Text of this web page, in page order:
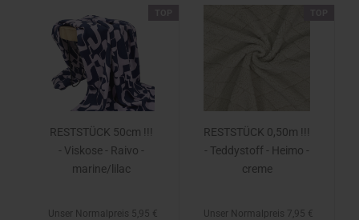
RESTSTÜCK 50cm !!!
- Viskose - Raivo -
marine/lilac
Unser Normalpreis 5,95 €
RESTSTÜCK 0,50m !!!
- Teddystoff - Heimo -
creme
Unser Normalpreis 7,95 €